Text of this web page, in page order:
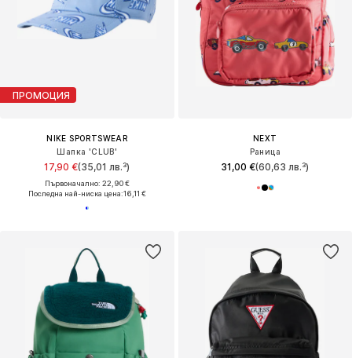
ПРОМОЦИЯ
NIKE SPORTSWEAR
Шапка 'CLUB'
17,90 €(35,01 лв.³)
Първоначално: 22,90 €
Последна най-ниска цена:16,11 €
NEXT
Раница
31,00 €(60,63 лв.³)